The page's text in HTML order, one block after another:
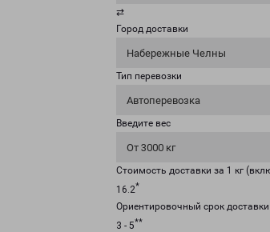
⇄
Город доставки
Набережные Челны
Тип перевозки
Автоперевозка
Введите вес
От 3000 кг
Стоимость доставки за 1 кг
16.2*
Ориентировочный срок доставки
3 - 5**